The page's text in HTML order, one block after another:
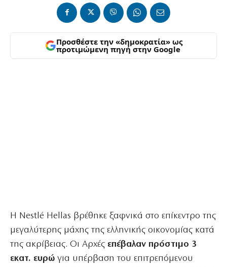
Προσθέστε την «δημοκρατία» ως
προτιμώμενη πηγή στην Google
Η Nestlé Hellas βρέθηκε ξαφνικά στο επίκεντρο της
μεγαλύτερης μάχης της ελληνικής οικονομίας κατά
της ακρίβειας. Οι Αρχές επέβαλαν πρόστιμο 3
εκατ. ευρώ για υπέρβαση του επιτρεπόμενου